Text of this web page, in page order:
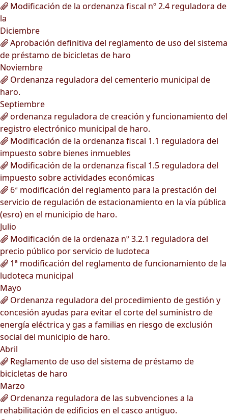
Modificación de la ordenanza fiscal nº 2.4 reguladora de
la
Diciembre
Aprobación definitiva del reglamento de uso del sistema
de préstamo de bicicletas de haro
Noviembre
Ordenanza reguladora del cementerio municipal de
haro.
Septiembre
ordenanza reguladora de creación y funcionamiento del
registro electrónico municipal de haro.
Modificación de la ordenanza fiscal 1.1 reguladora del
impuesto sobre bienes inmuebles
Modificación de la ordenanza fiscal 1.5 reguladora del
impuesto sobre actividades económicas
6ª modificación del reglamento para la prestación del
servicio de regulación de estacionamiento en la vía pública
(esro) en el municipio de haro.
Julio
Modificación de la ordenaza nº 3.2.1 reguladora del
precio público por servicio de ludoteca
1ª modificación del reglamento de funcionamiento de la
ludoteca municipal
Mayo
Ordenanza reguladora del procedimiento de gestión y
concesión ayudas para evitar el corte del suministro de
energía eléctrica y gas a familias en riesgo de exclusión
social del municipio de haro.
Abril
Reglamento de uso del sistema de préstamo de
bicicletas de haro
Marzo
Ordenanza reguladora de las subvenciones a la
rehabilitación de edificios en el casco antiguo.